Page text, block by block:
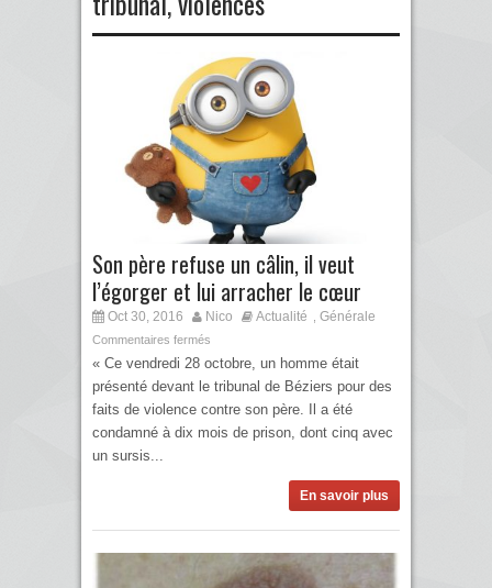
Son père refuse un câlin, il veut
l’égorger et lui arracher le cœur
Oct 30, 2016 Nico Actualité , Générale
Commentaires fermés
« Ce vendredi 28 octobre, un homme était
présenté devant le tribunal de Béziers pour des
faits de violence contre son père. Il a été
condamné à dix mois de prison, dont cinq avec
un sursis...
En savoir plus